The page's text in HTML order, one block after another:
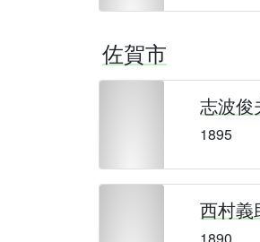
佐賀市
志波俊
1895
西村義